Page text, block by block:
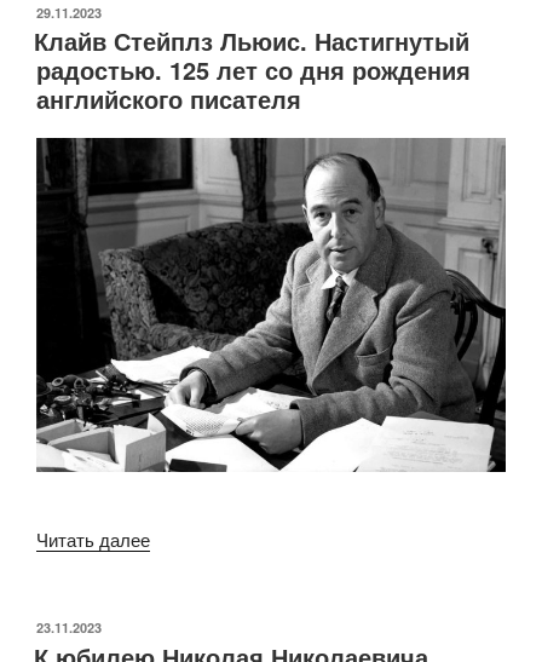
рождения
писателя
Виктора
его
«Денискины
рассказы»
нужно
прочитать
каждому»
ОПУБЛИКОВАНО
29.11.2023
Клайв Стейплз Льюис. Настигнутый
радостью. 125 лет со дня рождения
английского писателя
Читать далее«Клайв
125
ОПУБЛИКОВАНО
23.11.2023